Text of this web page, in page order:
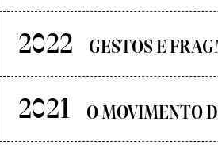
2022 GESTOS E
2021 O MOVIMENTO